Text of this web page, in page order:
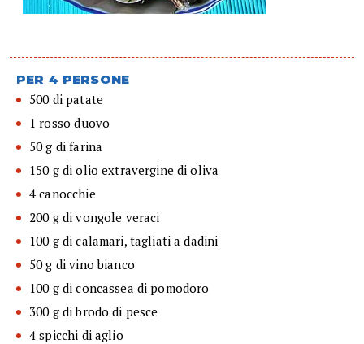
PER 4 PERSONE
500 di patate
1 rosso duovo
50 g di farina
150 g di olio extravergine di oliva
4 canocchie
200 g di vongole veraci
100 g di calamari, tagliati a dadini
50 g di vino bianco
100 g di concassea di pomodoro
300 g di brodo di pesce
4 spicchi di aglio